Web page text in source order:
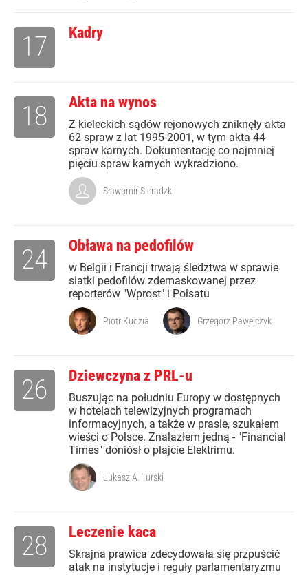
Kadry
17
Akta na wynos
Z kieleckich sądów rejonowych zniknęły akta
62 spraw z lat 1995-2001, w tym akta 44
spraw karnych. Dokumentację co najmniej
pięciu spraw karnych wykradziono.
18
Sławomir Sieradzki
Obława na pedofilów
w Belgii i Francji trwają śledztwa w sprawie
siatki pedofilów zdemaskowanej przez
reporterów "Wprost" i Polsatu
24
Piotr Kudzia Grzegorz Pawelczyk
Dziewczyna z PRL-u
Buszując na południu Europy w dostępnych
w hotelach telewizyjnych programach
informacyjnych, a także w prasie, szukałem
wieści o Polsce. Znalazłem jedną - "Financial
Times" doniósł o plajcie Elektrimu.
26
Łukasz A. Turski
Leczenie kaca
Skrajna prawica zdecydowała się przpuścić
atak na instytucje i reguły parlamentaryzmu
28